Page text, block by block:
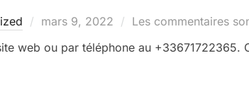
Publié
mars 9, 2022
Les commentaires
web ou par téléphone au